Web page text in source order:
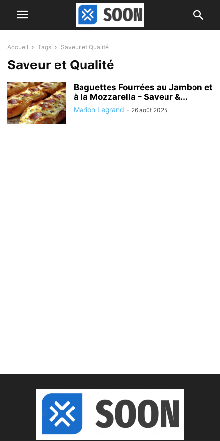
Accueil Tags Saveur et Qualité
Saveur et Qualité
Baguettes Fourrées au Jambon et
à la Mozzarella – Saveur &...
Marion Legrand - 26 août 2025